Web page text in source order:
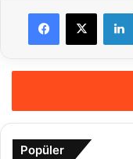
Facebook
X
Popüler